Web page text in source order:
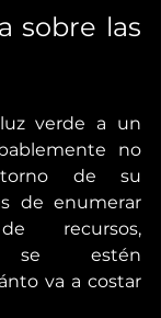
sobre las
verde a un
no
de su
de enumerar
recursos,
se estén
va a costar